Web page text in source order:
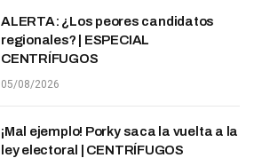
ALERTA: ¿Los peores candidatos
regionales? | ESPECIAL
CENTRÍFUGOS
05/08/2026
¡Mal ejemplo! Porky saca la vuelta a la
ley electoral | CENTRÍFUGOS